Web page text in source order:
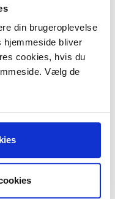
din brugeroplevelse
hjemmeside bliver
cookies, hvis du
Vælg de